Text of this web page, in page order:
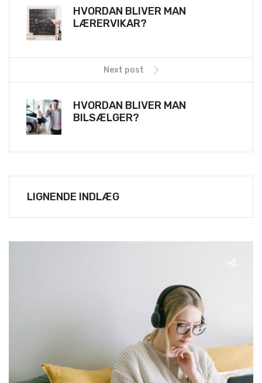
HVORDAN BLIVER MAN
LÆRERVIKAR?
Next post
HVORDAN BLIVER MAN
BILSÆLGER?
LIGNENDE INDLÆG